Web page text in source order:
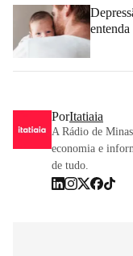
entenda
PorItatiaia
A Rádio de
economia e
de tudo.